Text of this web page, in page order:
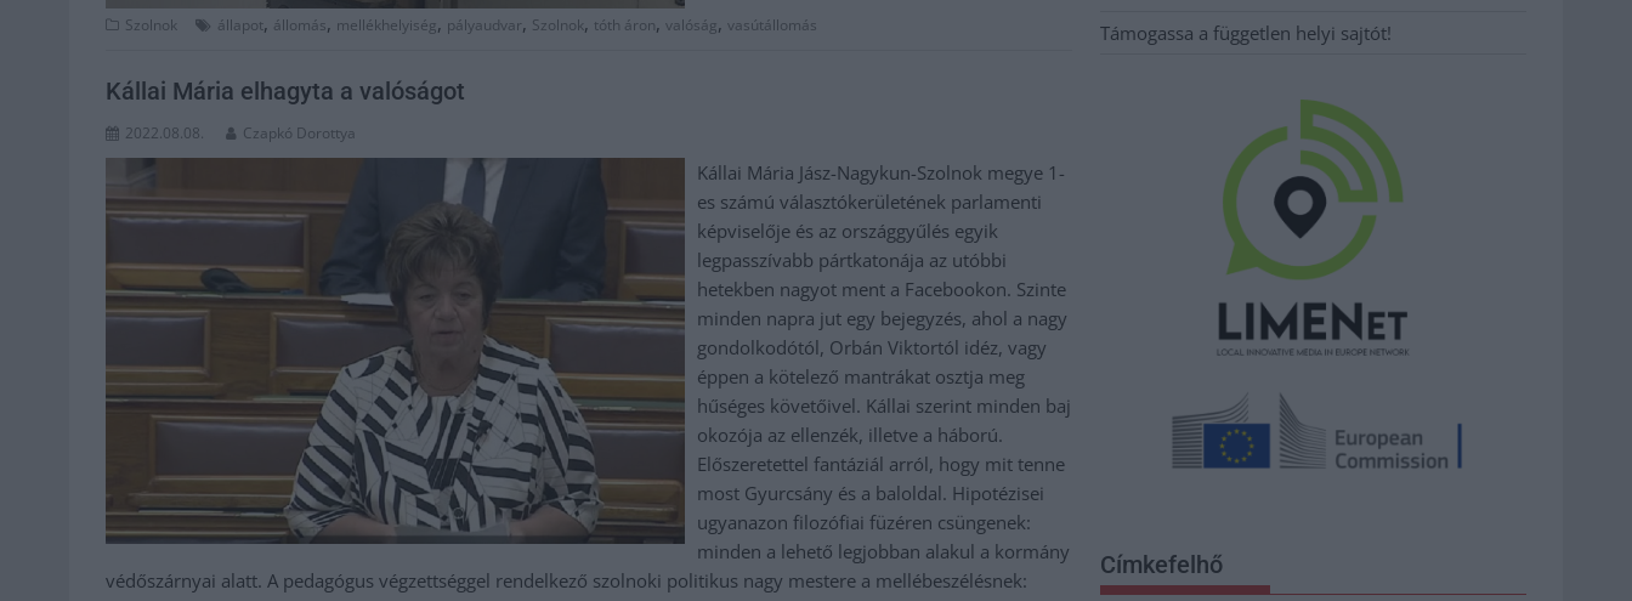
Szolnok állapot, állomás, mellékhelyiség, pályaudvar, Szolnok, tóth áron, valóság, vasútállomás
Kállai Mária elhagyta a valóságot
2022.08.08. Czapkó Dorottya
Kállai Mária Jász-Nagykun-Szolnok megye 1-
es számú választókerületének parlamenti
képviselője és az országgyűlés egyik
legpasszívabb pártkatonája az utóbbi
hetekben nagyot ment a Facebookon. Szinte
minden napra jut egy bejegyzés, ahol a nagy
gondolkodótól, Orbán Viktortól idéz, vagy
éppen a kötelező mantrákat osztja meg
hűséges követőivel. Kállai szerint minden baj
okozója az ellenzék, illetve a háború.
Előszeretettel fantáziál arról, hogy mit tenne
most Gyurcsány és a baloldal. Hipotézisei
ugyanazon filozófiai füzéren csüngenek:
minden a lehető legjobban alakul a kormány
védőszárnyai alatt. A pedagógus végzettséggel rendelkező szolnoki politikus nagy mestere a mellébeszélésnek:
Támogassa a független helyi sajtót!
Címkefelhő